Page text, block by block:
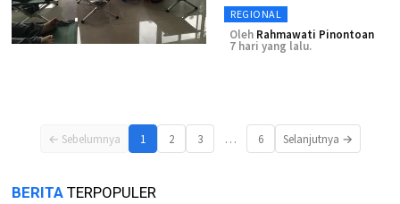
REGIONAL
Oleh Rahmawati Pinontoan
7 hari yang lalu.
← Sebelumnya 1 2 3 … 6 Selanjutnya →
BERITA TERPOPULER